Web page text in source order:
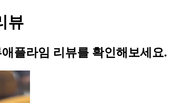
뷰
플라임 리뷰를 확인해보세요.